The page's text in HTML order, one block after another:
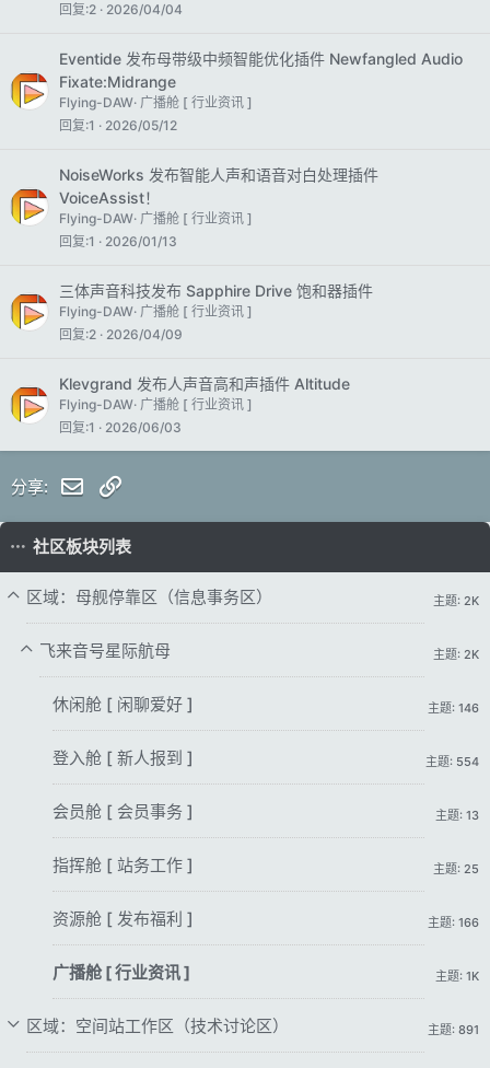
回复 2 2026/04/04
Eventide 发布母带级中频智能优化插件 Newfangled Audio
Fixate:Midrange
Flying-DAW 广播舱 [ 行业资讯 ]
回复 1 2026/05/12
NoiseWorks 发布智能人声和语音对白处理插件
VoiceAssist！
Flying-DAW 广播舱 [ 行业资讯 ]
回复 1 2026/01/13
三体声音科技发布 Sapphire Drive 饱和器插件
Flying-DAW 广播舱 [ 行业资讯 ]
回复 2 2026/04/09
Klevgrand 发布人声音高和声插件 Altitude
Flying-DAW 广播舱 [ 行业资讯 ]
回复 1 2026/06/03
分享: 邮件
社区板块列表
区域：母舰停靠区（信息事务区） 主题: 2K
飞来音号星际航母 主题: 2K
休闲舱 [ 闲聊爱好 ] 主题: 146
登入舱 [ 新人报到 ] 主题: 554
会员舱 [ 会员事务 ] 主题: 13
指挥舱 [ 站务工作 ] 主题: 25
资源舱 [ 发布福利 ] 主题: 166
广播舱 [ 行业资讯 ] 主题: 1K
区域：空间站工作区（技术讨论区） 主题: 891